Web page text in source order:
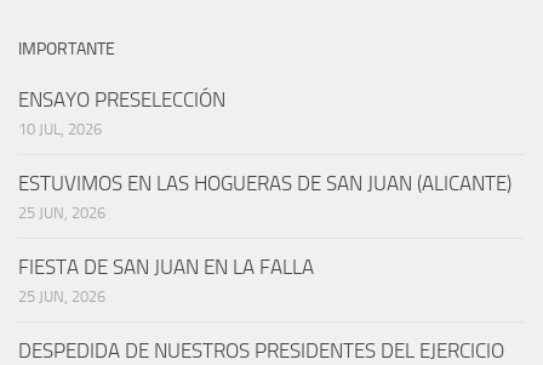
IMPORTANTE
ENSAYO PRESELECCIÓN
10 JUL, 2026
ESTUVIMOS EN LAS HOGUERAS DE SAN JUAN (ALICANTE)
25 JUN, 2026
FIESTA DE SAN JUAN EN LA FALLA
25 JUN, 2026
DESPEDIDA DE NUESTROS PRESIDENTES DEL EJERCICIO